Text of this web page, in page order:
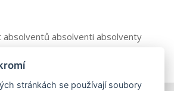
absolventi absolventy
stránkách se používají soubory